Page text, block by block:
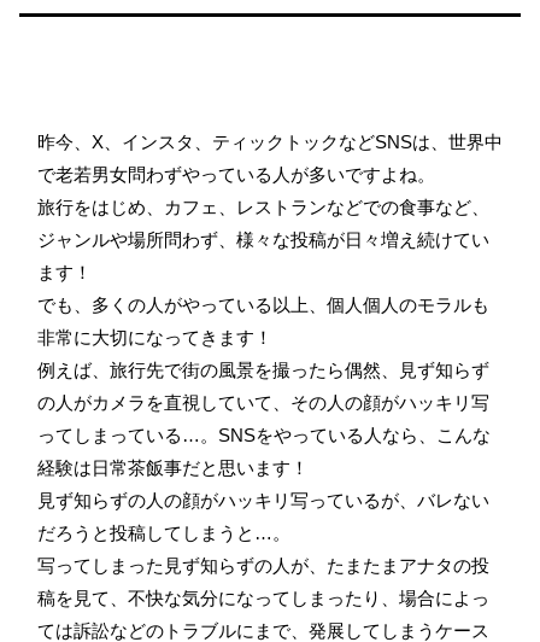
昨今、X、インスタ、ティックトックなどSNSは、世界中
で老若男女問わずやっている人が多いですよね。
旅行をはじめ、カフェ、レストランなどでの食事など、
ジャンルや場所問わず、様々な投稿が日々増え続けてい
ます！
でも、多くの人がやっている以上、個人個人のモラルも
非常に大切になってきます！
例えば、旅行先で街の風景を撮ったら偶然、見ず知らず
の人がカメラを直視していて、その人の顔がハッキリ写
ってしまっている…。SNSをやっている人なら、こんな
経験は日常茶飯事だと思います！
見ず知らずの人の顔がハッキリ写っているが、バレない
だろうと投稿してしまうと…。
写ってしまった見ず知らずの人が、たまたまアナタの投
稿を見て、不快な気分になってしまったり、場合によっ
ては訴訟などのトラブルにまで、発展してしまうケース